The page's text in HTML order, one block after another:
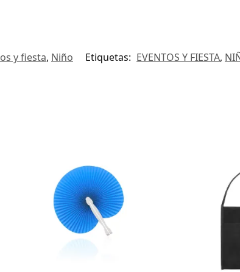
y fiesta, Niño Etiquetas: EVENTOS Y FIESTA,